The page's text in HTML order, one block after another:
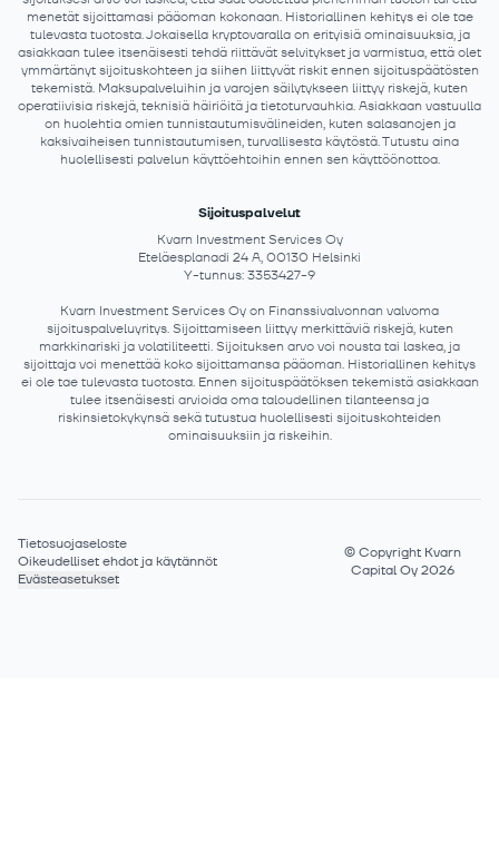
menetät sijoittamasi pääoman kokonaan. Historiallinen kehitys ei ole tae
tulevasta tuotosta. Jokaisella kryptovaralla on erityisiä ominaisuuksia, ja
asiakkaan tulee itsenäisesti tehdä riittävät selvitykset ja varmistua, että olet
ymmärtänyt sijoituskohteen ja siihen liittyvät riskit ennen sijoituspäätösten
tekemistä. Maksupalveluihin ja varojen säilytykseen liittyy riskejä, kuten
operatiivisia riskejä, teknisiä häiriöitä ja tietoturvauhkia. Asiakkaan vastuulla
on huolehtia omien tunnistautumisvälineiden, kuten salasanojen ja
kaksivaiheisen tunnistautumisen, turvallisesta käytöstä. Tutustu aina
huolellisesti palvelun käyttöehtoihin ennen sen käyttöönottoa.
Sijoituspalvelut
Kvarn Investment Services Oy
Eteläesplanadi 24 A, 00130 Helsinki
Y-tunnus: 3353427-9
Kvarn Investment Services Oy on Finanssivalvonnan valvoma
sijoituspalveluyritys. Sijoittamiseen liittyy merkittäviä riskejä, kuten
markkinariski ja volatiliteetti. Sijoituksen arvo voi nousta tai laskea, ja
sijoittaja voi menettää koko sijoittamansa pääoman. Historiallinen kehitys
ei ole tae tulevasta tuotosta. Ennen sijoituspäätöksen tekemistä asiakkaan
tulee itsenäisesti arvioida oma taloudellinen tilanteensa ja
riskinsietokykynsä sekä tutustua huolellisesti sijoituskohteiden
ominaisuuksiin ja riskeihin.
Tietosuojaseloste
Oikeudelliset ehdot ja käytännöt
Evästeasetukset
©Copyright Kvarn
Capital Oy 2026